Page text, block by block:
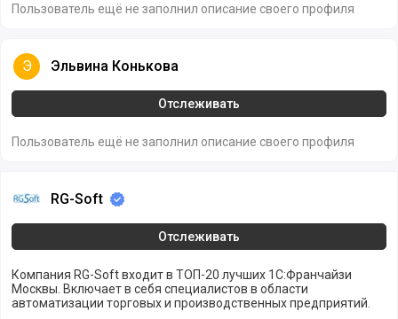
Пользователь ещё не заполнил описание своего профиля
Эльвина Конькова
Э Эльвина Конькова
Отслеживать
Пользователь ещё не заполнил описание своего профиля
RG-SoftRG-Soft
Отслеживать
Компания RG-Soft входит в ТОП-20 лучших 1С:Франчайзи
Москвы. Включает в себя специалистов в области
автоматизации торговых и производственных предприятий.